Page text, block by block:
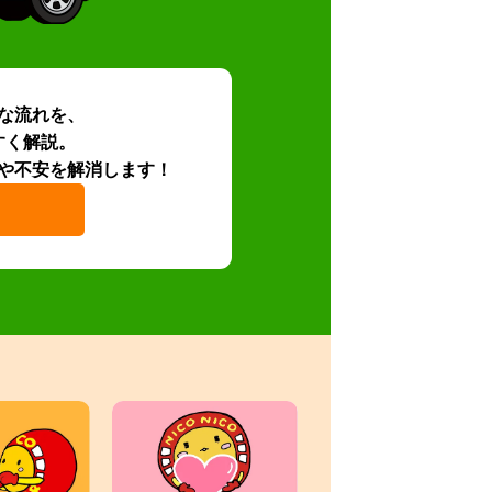
流れを、
解説。
不安を解消します！